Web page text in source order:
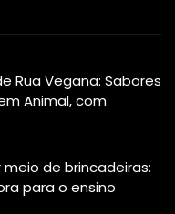
Rua Vegana: Sabores
Animal, com
meio de brincadeiras:
para o ensino